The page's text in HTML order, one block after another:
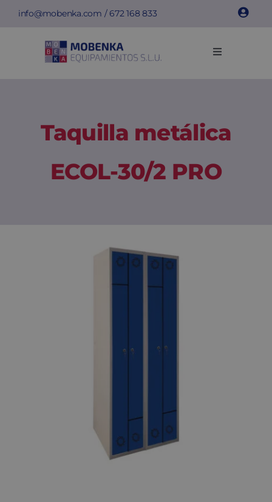
Saltar
contenido
info@mobenka.com /672 168 833
Toggle
Bancos
Instalaciones
Taquilla metálica
ECOL-30/2 PRO